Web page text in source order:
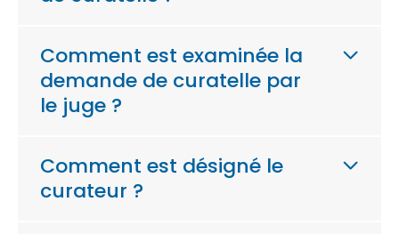
Comment est examinée la
demande de curatelle par
le juge ?
Comment est désigné le
curateur ?